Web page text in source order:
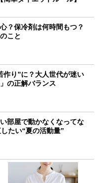
？保冷剤は何時間もつ？
こと
作り”に？大人世代が迷い
の正解バランス
部屋で動かなくなってな
たい“夏の活動量”